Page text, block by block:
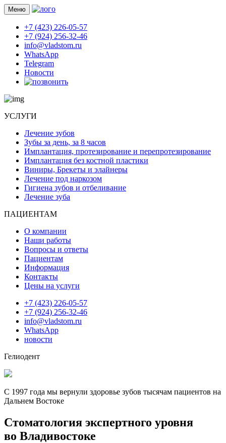
Меню
+7 (423) 226-05-57
+7 (924) 256-32-46
info@vladstom.ru
WhatsApp
Telegram
Новости
УСЛУГИ
Лечение зубов
Зубы за день, за 8 часов
Имплантация, протезирование и перепротезирование
Имплантация без костной пластики
Виниры, Брекеты и элайнеры
Лечение под наркозом
Гигиена зубов и отбеливание
Лечение зуба
ПАЦИЕНТАМ
О компании
Наши работы
Вопросы и ответы
Пациентам
Информация
Контакты
Цены на услуги
+7 (423) 226-05-57
+7 (924) 256-32-46
info@vladstom.ru
WhatsApp
новости
Гелиодент
С 1997 года мы вернули здоровье зубов тысячам пациентов на
Дальнем Востоке
Стоматология экспертного уровня
во Владивостоке